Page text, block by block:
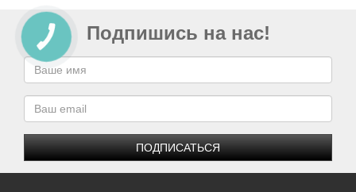
Подпишись на нас!
ПОДПИСАТЬСЯ